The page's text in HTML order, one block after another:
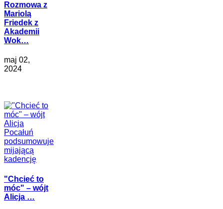
Rozmowa z
Mariolą
Friedek z
Akademii
Wok…
maj 02,
2024
"Chcieć to
móc" – wójt
Alicja …